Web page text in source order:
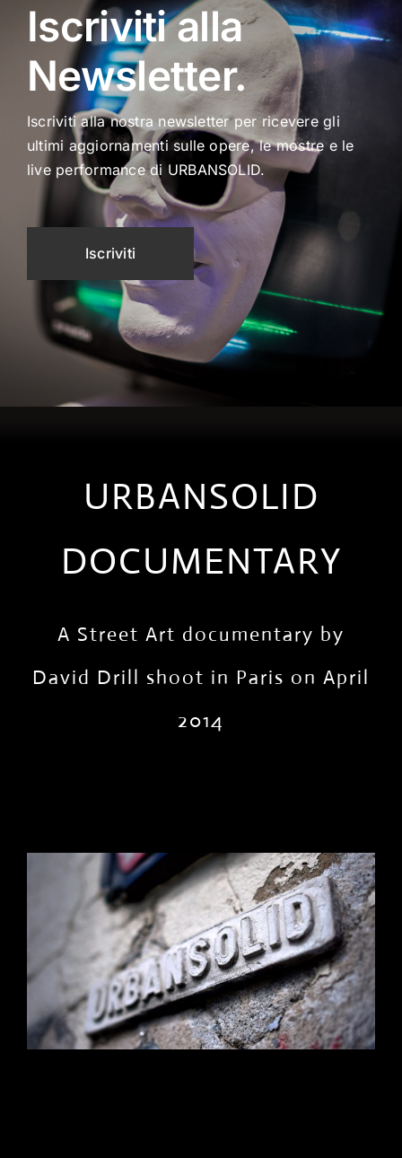
Iscriviti alla
Newsletter.
Iscriviti alla nostra newsletter per ricevere gli
ultimi aggiornamenti sulle opere, le mostre e le
live performance di URBANSOLID.
Iscriviti
URBANSOLID
DOCUMENTARY
A Street Art documentary by
David Drill shoot in Paris on April
2014